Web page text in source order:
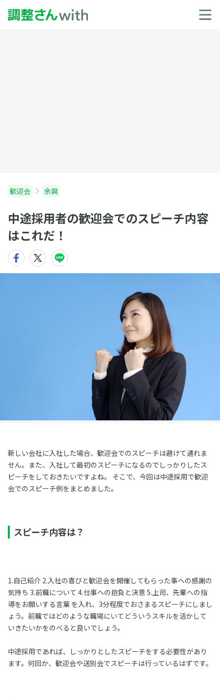
歓迎会 余興
中途採用者の歓迎会でのスピーチ内容
はこれだ！
新しい会社に入社した場合、歓迎会でのスピーチは避けて通れま
せん。また、入社して最初のスピーチになるのでしっかりしたス
ピーチをしておきたいですよね。 そこで、今回は中途採用で歓迎
会でのスピーチ例をまとめました。
スピーチ内容は？
1.自己紹介 2.入社の喜びと歓迎会を開催してもらった事への感謝の
気持ち 3.前職について 4.仕事への抱負と決意 5.上司、先輩への指
導をお願いする言葉 を入れ、3分程度でおさまるスピーチにしまし
ょう。前職ではどのような職場にいてどういうスキルを活かして
いきたいかをのべると良いでしょう。
中途採用であれば、しっかりとしたスピーチをする必要性があり
ます。何回か、歓迎会や送別会でスピーチは行っているはずです。